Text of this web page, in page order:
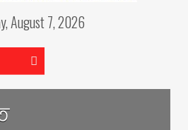
August 7, 2026